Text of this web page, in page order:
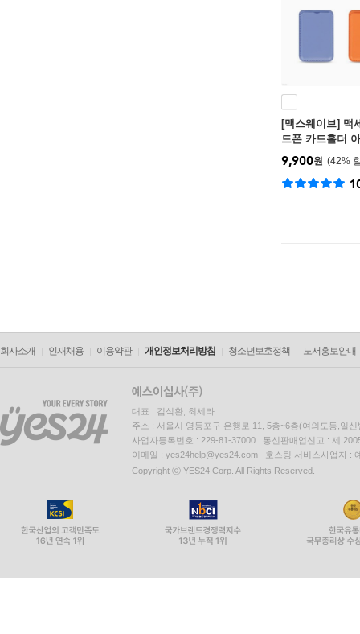
[맥스웨이브] 맥
드폰 카드홀더
지갑
42%
9,900원
회사소개 인재채용 이용약관 개인정보처리방침 청소년보호정책 도서홍보안내
대표 : 김석환, 최세라
주소 : 서울시 영등포구 은행로 11, 5층~6층(여의도동,일신
사업자등록번호 : 229-81-37000 통신판매업신고 : 제
이메일 : yes24help@yes24.com 호스팅 서비스사업자 :
Copyright ⓒ YES24 Corp. All Rights Reserved.